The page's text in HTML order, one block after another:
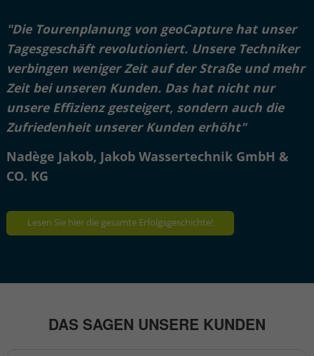
"Die Tourenplanung von geoCapture hat unser
Tagesgeschäft revolutioniert. Unsere Techniker
verbingen weniger Zeit auf der Straße und mehr
Zeit bei unseren Kunden. Das hat nicht nur
unsere Effizienz gesteigert, sondern auch die
Zufriedenheit unserer Kunden erhöht"
Nadège Jakob, Jakob Wassertechnik GmbH &
CO. KG
Lesen Sie hier die gesamte Erfolgsgeschichte!
DAS SAGEN UNSERE KUNDEN